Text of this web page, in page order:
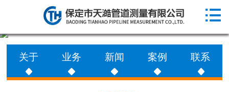
 网站首页
走进天澔
业务范围

关于 业务 新闻 案例 联系